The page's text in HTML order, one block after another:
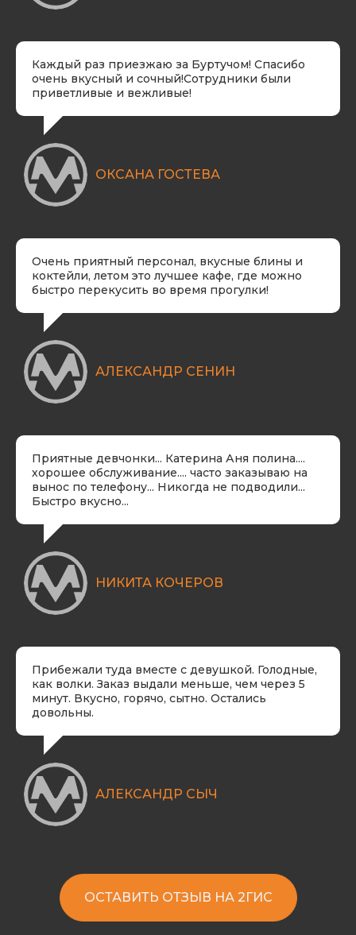
Каждый раз приезжаю за Буртучом! Спасибо
очень вкусный и сочный!Сотрудники были
приветливые и вежливые!
ОКСАНА ГОСТЕВА​
Очень приятный персонал, вкусные блины и
коктейли, летом это лучшее кафе, где можно
быстро перекусить во время прогулки!
АЛЕКСАНДР СЕНИН
Приятные девчонки... Катерина Аня полина....
хорошее обслуживание.... часто заказываю на
вынос по телефону... Никогда не подводили...
Быстро вкусно...
​НИКИТА КОЧЕРОВ
Прибежали туда вместе с девушкой. Голодные,
как волки. Заказ выдали меньше, чем через 5
минут. Вкусно, горячо, сытно. Остались
довольны.
​АЛЕКСАНДР СЫЧ
ОСТАВИТЬ ОТЗЫВ НА 2ГИС